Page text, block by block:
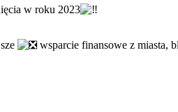
w roku 2023
wsparcie finansowe z miasta,